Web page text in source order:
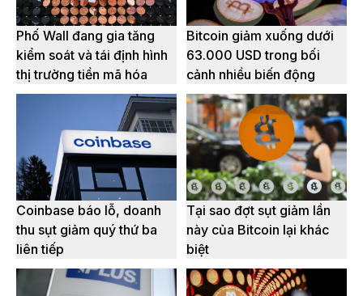
Phố Wall đang gia tăng
kiểm soát và tái định hình
thị trường tiền mã hóa
Bitcoin giảm xuống dưới
63.000 USD trong bối
cảnh nhiều biến động
Coinbase báo lỗ, doanh
thu sụt giảm quý thứ ba
liên tiếp
Tại sao đợt sụt giảm lần
này của Bitcoin lại khác
biệt